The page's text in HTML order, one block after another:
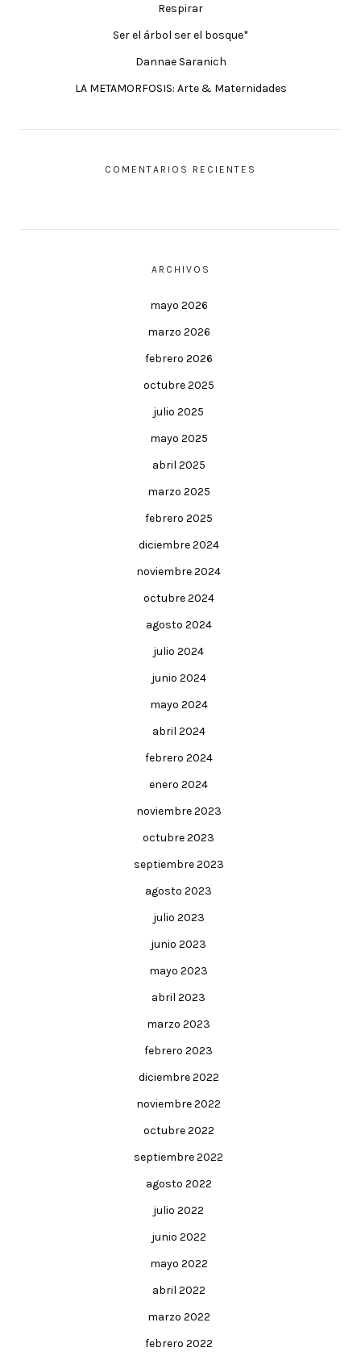
Respirar
Ser el árbol ser el bosque*
Dannae Saranich
LA METAMORFOSIS: Arte & Maternidades
COMENTARIOS RECIENTES
ARCHIVOS
mayo 2026
marzo 2026
febrero 2026
octubre 2025
julio 2025
mayo 2025
abril 2025
marzo 2025
febrero 2025
diciembre 2024
noviembre 2024
octubre 2024
agosto 2024
julio 2024
junio 2024
mayo 2024
abril 2024
febrero 2024
enero 2024
noviembre 2023
octubre 2023
septiembre 2023
agosto 2023
julio 2023
junio 2023
mayo 2023
abril 2023
marzo 2023
febrero 2023
diciembre 2022
noviembre 2022
octubre 2022
septiembre 2022
agosto 2022
julio 2022
junio 2022
mayo 2022
abril 2022
marzo 2022
febrero 2022